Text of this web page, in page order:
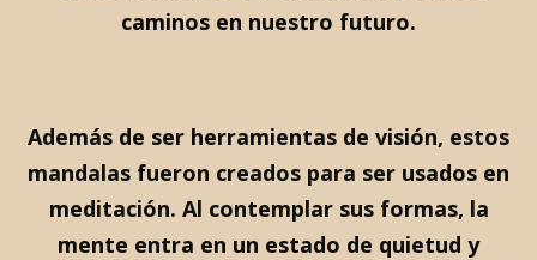
caminos en nuestro futuro.
Además de ser herramientas de visión, estos
mandalas fueron creados para ser usados en
meditación. Al contemplar sus formas, la
mente entra en un estado de quietud y